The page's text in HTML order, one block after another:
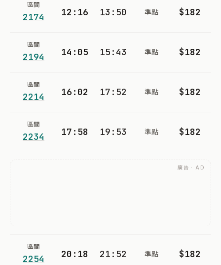
區間
2174 12:16 13:50 準點 $182
區間
2194 14:05 15:43 準點 $182
區間
2214 16:02 17:52 準點 $182
區間
2234 17:58 19:53 準點 $182
廣告 · AD
區間
2254 20:18 21:52 準點 $182